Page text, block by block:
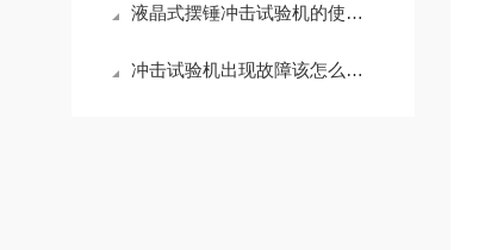
液晶式摆锤冲击试验机的使用规范与操作步骤
冲击试验机出现故障该怎么排除？